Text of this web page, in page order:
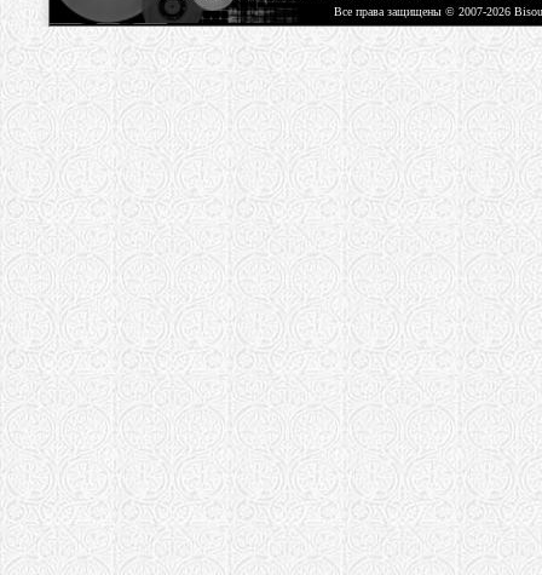
Все права защищены © 2007-2026